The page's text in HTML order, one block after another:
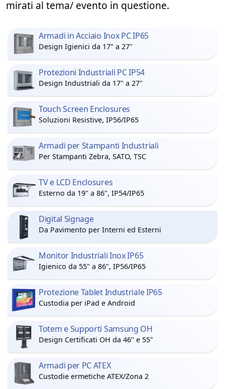
mirati al tema/ evento in questione.
Armadi in Acciaio Inox PC IP65
Design Igienici da 17" a 27"
Protezioni Industriali PC IP54
Design Industriali da 17" a 27"
Touch Screen Enclosures
Soluzioni Resistive, IP56/IP65
Armadi per Stampanti Industriali
Per Stampanti Zebra, SATO, TSC
TV e LCD Enclosures
Esterno da 19" a 86", IP54/IP65
Digital Signage
Da Pavimento per Interni ed Esterni
Monitor Industriali Inox IP65
Igienico da 55" a 86", IP56/IP65
Protezione Tablet Industriale IP65
Custodia per iPad e Android
Totem e Supporti Samsung OH
Design Certificati OH da 46" e 55"
Armadi per PC ATEX
Custodie ermetiche ATEX/Zona 2